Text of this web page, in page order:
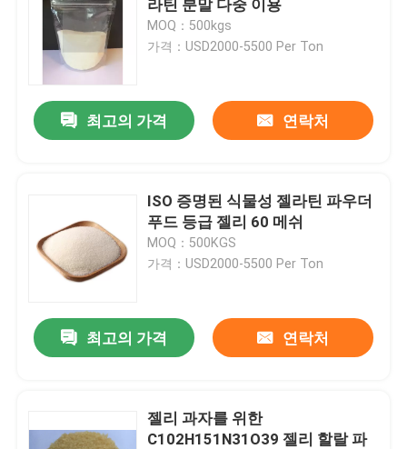
식용인 젤라틴 분말
순수한 젤라틴 분말
할랄 소고기 젤라틴
산업적 젤라틴 분말
기술적 젤리
할랄 젤라틴 분말
라틴 분말 다중 이용
MOQ：500kgs
가격：USD2000-5500 Per Ton
최고의 가격 연락처
ISO 증명된 식물성 젤라틴 파우더
푸드 등급 젤리 60 메쉬
MOQ：500KGS
가격：USD2000-5500 Per Ton
최고의 가격 연락처
젤리 과자를 위한
C102H151N31O39 젤리 할랄 파